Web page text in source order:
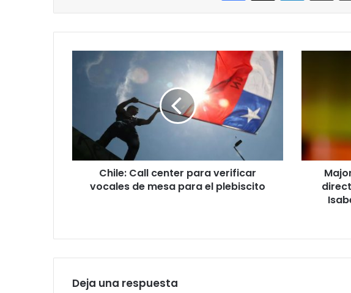
de
para
plebiscito
Chile: Call center para verificar
vocales de mesa para el plebiscito
con
Isabel
Deja una respuesta